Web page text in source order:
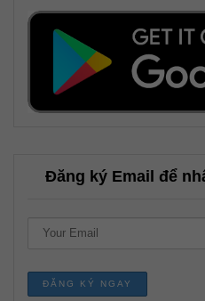
Đăng ký Email để